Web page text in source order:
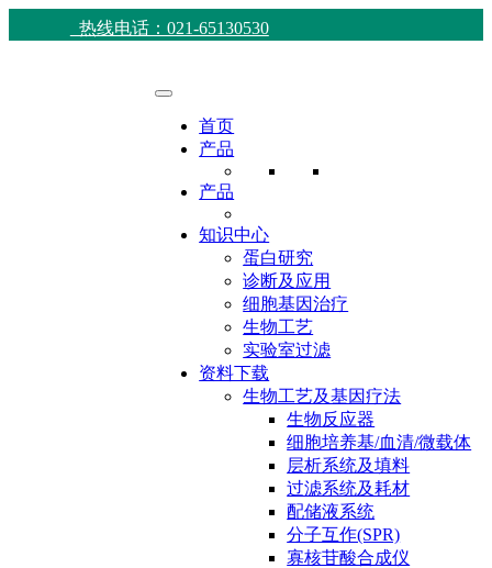
热线电话：021-65130530
首页
产品
产品
知识中心
蛋白研究
诊断及应用
细胞基因治疗
生物工艺
实验室过滤
资料下载
生物工艺及基因疗法
生物反应器
细胞培养基/血清/微载体
层析系统及填料
过滤系统及耗材
配储液系统
分子互作(SPR)
寡核苷酸合成仪